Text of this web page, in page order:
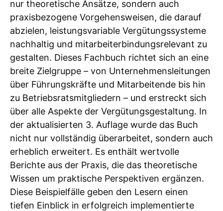
nur theoretische Ansätze, sondern auch
praxisbezogene Vorgehensweisen, die darauf
abzielen, leistungsvariable Vergütungssysteme
nachhaltig und mitarbeiterbindungsrelevant zu
gestalten. Dieses Fachbuch richtet sich an eine
breite Zielgruppe – von Unternehmensleitungen
über Führungskräfte und Mitarbeitende bis hin
zu Betriebsratsmitgliedern – und erstreckt sich
über alle Aspekte der Vergütungsgestaltung. In
der aktualisierten 3. Auflage wurde das Buch
nicht nur vollständig überarbeitet, sondern auch
erheblich erweitert. Es enthält wertvolle
Berichte aus der Praxis, die das theoretische
Wissen um praktische Perspektiven ergänzen.
Diese Beispielfälle geben den Lesern einen
tiefen Einblick in erfolgreich implementierte